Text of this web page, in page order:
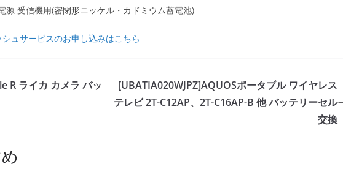
源 受信機用(密閉形ニッケル・カドミウム蓄電池)
ュサービスのお申し込みはこちら
R ライカ カメラ バッ
[UBATIA020WJPZ]AQUOSポータブル ワイヤレス
テレビ 2T-C12AP、2T-C16AP-B 他 バッテリーセル
交換